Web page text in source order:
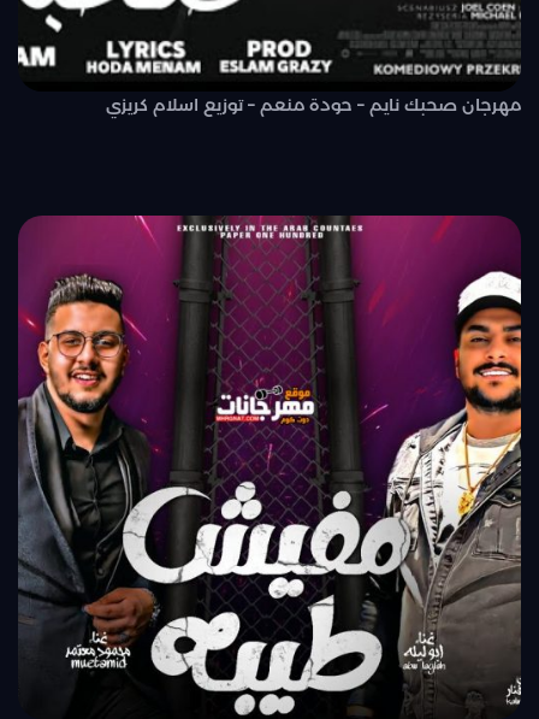
مهرجان صحبك نايم – حودة منعم – توزيع اسلام كريزي